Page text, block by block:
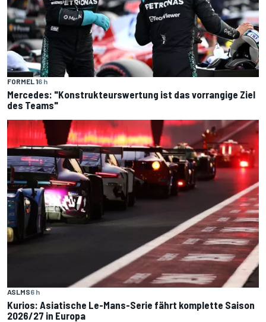
FORMEL 16 h
Mercedes: "Konstrukteurswertung ist das vorrangige Ziel
des Teams"
ASLMS6 h
Kurios: Asiatische Le-Mans-Serie fährt komplette Saison
2026/27 in Europa